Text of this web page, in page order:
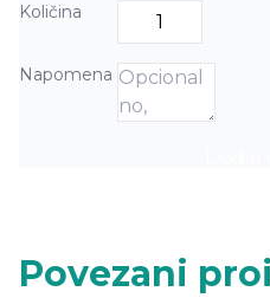
Količina
Napomena
Povezani